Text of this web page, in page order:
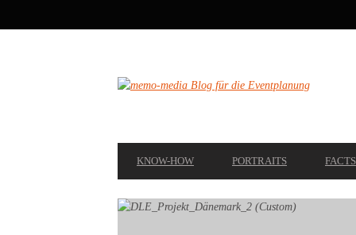
NAVIGATION
NAVIGATION
KNOW-HOW PORTRAITS FACTS